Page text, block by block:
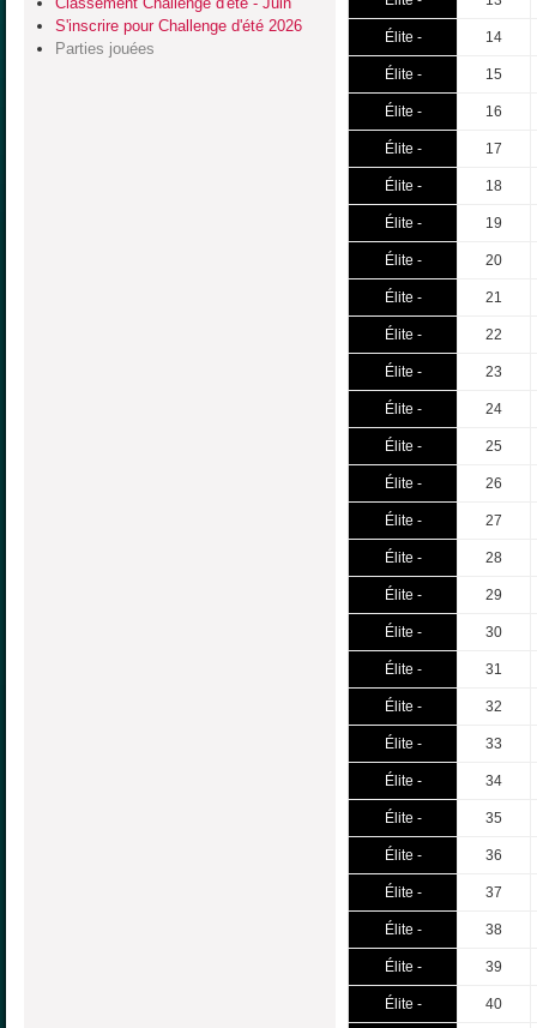
S'inscrire pour Challenge d'été 2026
Parties jouées
Élite - 14
Élite - 15
Élite - 16
Élite - 17
Élite - 18
Élite - 19
Élite - 20
Élite - 21
Élite - 22
Élite - 23
Élite - 24
Élite - 25
Élite - 26
Élite - 27
Élite - 28
Élite - 29
Élite - 30
Élite - 31
Élite - 32
Élite - 33
Élite - 34
Élite - 35
Élite - 36
Élite - 37
Élite - 38
Élite - 39
Élite - 40